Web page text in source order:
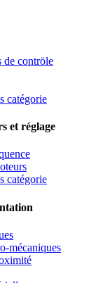
de contröle
catégorie
et réglage
catégorie
mécaniques